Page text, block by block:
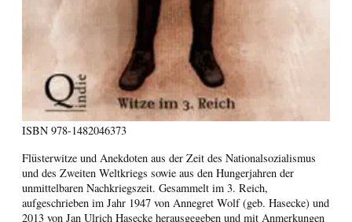
ISBN 978-1482046373
Flüsterwitze und Anekdoten aus der Zeit des Nationalsozialismus
und des Zweiten Weltkriegs sowie aus den Hungerjahren der
unmittelbaren Nachkriegszeit. Gesammelt im 3. Reich,
aufgeschrieben im Jahr 1947 von Annegret Wolf (geb. Hasecke) und
2013 von Jan Ulrich Hasecke herausgegeben und mit Anmerkungen